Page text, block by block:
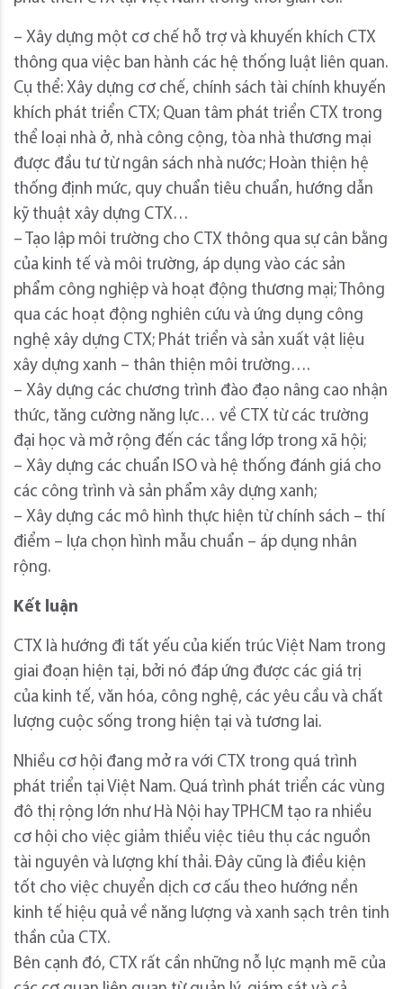
– Xây dựng một cơ chế hỗ trợ và khuyến khích CTX
thông qua việc ban hành các hệ thống luật liên quan.
Cụ thể: Xây dựng cơ chế, chính sách tài chính khuyến
khích phát triển CTX; Quan tâm phát triển CTX trong
thể loại nhà ở, nhà công cộng, tòa nhà thương mại
được đầu tư từ ngân sách nhà nước; Hoàn thiện hệ
thống định mức, quy chuẩn tiêu chuẩn, hướng dẫn
kỹ thuật xây dựng CTX…
– Tạo lập môi trường cho CTX thông qua sự cân bằng
của kinh tế và môi trường, áp dụng vào các sản
phẩm công nghiệp và hoạt động thương mại; Thông
qua các hoạt động nghiên cứu và ứng dụng công
nghệ xây dựng CTX; Phát triển và sản xuất vật liệu
xây dựng xanh – thân thiện môi trường….
– Xây dựng các chương trình đào đạo nâng cao nhận
thức, tăng cường năng lực… về CTX từ các trường
đại học và mở rộng đến các tầng lớp trong xã hội;
– Xây dựng các chuẩn ISO và hệ thống đánh giá cho
các công trình và sản phẩm xây dựng xanh;
– Xây dựng các mô hình thực hiện từ chính sách – thí
điểm – lựa chọn hình mẫu chuẩn – áp dụng nhân
rộng.
Kết luận
CTX là hướng đi tất yếu của kiến trúc Việt Nam trong
giai đoạn hiện tại, bởi nó đáp ứng được các giá trị
của kinh tế, văn hóa, công nghệ, các yêu cầu và chất
lượng cuộc sống trong hiện tại và tương lai.
Nhiều cơ hội đang mở ra với CTX trong quá trình
phát triển tại Việt Nam. Quá trình phát triển các vùng
đô thị rộng lớn như Hà Nội hay TPHCM tạo ra nhiều
cơ hội cho việc giảm thiểu việc tiêu thụ các nguồn
tài nguyên và lượng khí thải. Đây cũng là điều kiện
tốt cho việc chuyển dịch cơ cấu theo hướng nền
kinh tế hiệu quả về năng lượng và xanh sạch trên tinh
thần của CTX.
Bên cạnh đó, CTX rất cần những nỗ lực mạnh mẽ của